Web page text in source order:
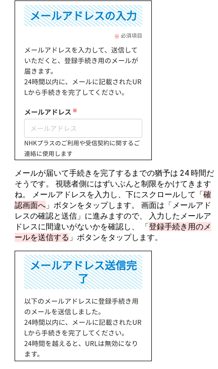
メールが届いて手続きを完了するまでの猶予は 24 時間だ
そうです。 視聴者側にはずいぶんと制限をかけてきます
ね。 メールアドレスを入力し、下にスクロールして「 確
認画面へ 」ボタンをタップします。 画面は「メールアド
レスの確認と送信」に進みますので、 入力したメールア
ドレスに間違いがないかを確認し、 「 登録手続き用のメ
ールを送信する 」ボタンをタップします。